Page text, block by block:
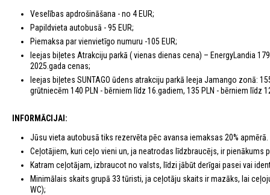
Veselības apdrošināšana - no 4 EUR;
Papildvieta autobusā - 95 EUR;
Piemaksa par vienvietīgo numuru -105 EUR;
Ieejas biļetes Atrakciju parkā ( vienas dienas cena) – EnergyLandia
2025.gada cenas;
Ieejas biļetes SUNTAGO ūdens atrakciju parkā Ieeja Jamango zonā:
grūtniecēm 140 PLN - bērniem līdz 16.gadiem, 135 PLN - bērniem līdz
INFORMĀCIJAI:
Jūsu vieta autobusā tiks rezervēta pēc avansa iemaksas 20%
Ceļotājiem, kuri ceļo vieni un, ja neatrodas līdzbraucējs, ir pienākums
Katram ceļotājam, izbraucot no valsts, līdzi jābūt derīgai pasei vai
Minimālais skaits grupā 33 tūristi, ja ceļotāju skaits ir mazāks, lai
WC);